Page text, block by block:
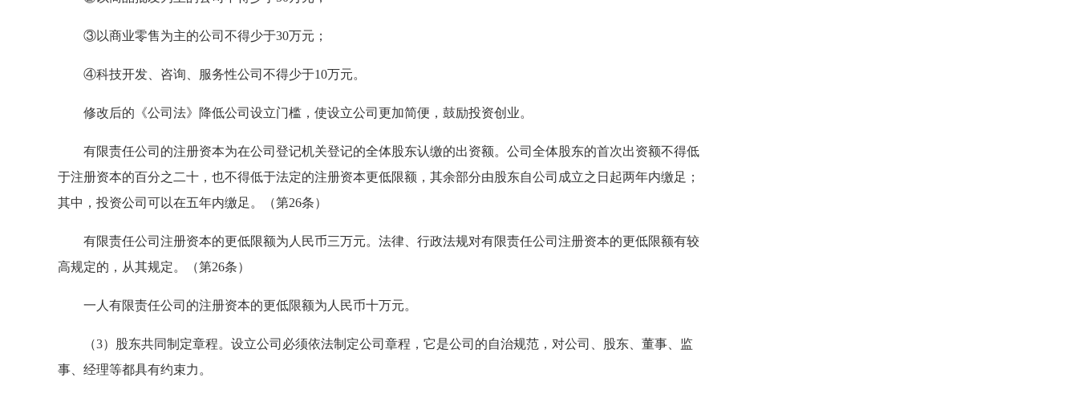
③以商业零售为主的公司不得少于30万元；
④科技开发、咨询、服务性公司不得少于10万元。
修改后的《公司法》降低公司设立门槛，使设立公司更加简便，鼓励投资创业。
有限责任公司的注册资本为在公司登记机关登记的全体股东认缴的出资额。公司全体股东的首次出资额不得低
于注册资本的百分之二十，也不得低于法定的注册资本更低限额，其余部分由股东自公司成立之日起两年内缴足；
其中，投资公司可以在五年内缴足。（第26条）
有限责任公司注册资本的更低限额为人民币三万元。法律、行政法规对有限责任公司注册资本的更低限额有较
高规定的，从其规定。（第26条）
一人有限责任公司的注册资本的更低限额为人民币十万元。
（3）股东共同制定章程。设立公司必须依法制定公司章程，它是公司的自治规范，对公司、股东、董事、监
事、经理等都具有约束力。